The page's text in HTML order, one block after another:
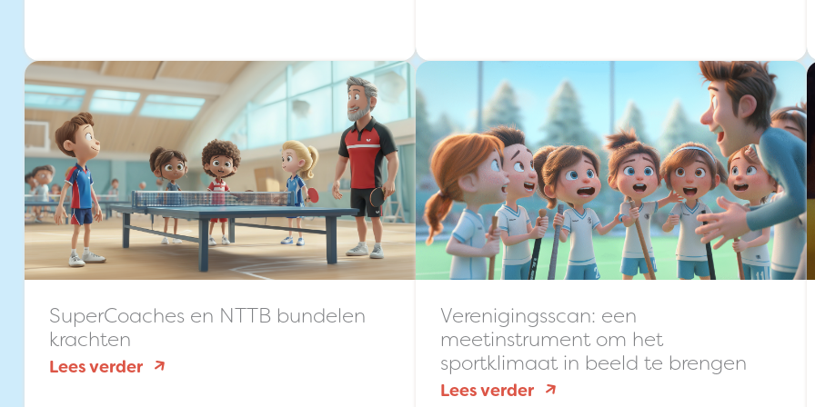
kiest
voor
SuperCoaches
eerste
symposium
SuperCoaches en NTTB bundelen
krachten
Lees verder:
Verenigingsscan: een
meetinstrument om het
sportklimaat in beeld te brengen
Lees verder: